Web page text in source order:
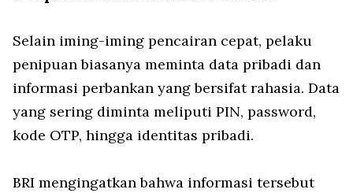
Selain iming-iming pencairan cepat, pelaku
penipuan biasanya meminta data pribadi dan
informasi perbankan yang bersifat rahasia. Data
yang sering diminta meliputi PIN, password,
kode OTP, hingga identitas pribadi.
BRI mengingatkan bahwa informasi tersebut